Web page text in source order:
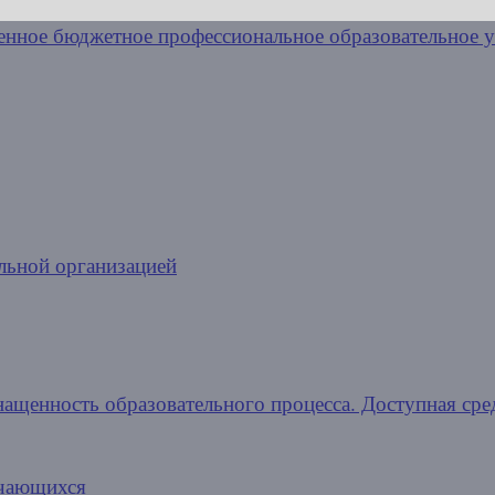
организацией
образовательного процесса. Доступная